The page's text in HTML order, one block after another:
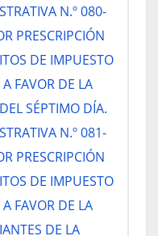
N.º 080-
PRESCRIPCIÓN
DE IMPUESTO
FAVOR DE LA
SÉPTIMO DÍA.
N.º 081-
PRESCRIPCIÓN
DE IMPUESTO
FAVOR DE LA
DE LA